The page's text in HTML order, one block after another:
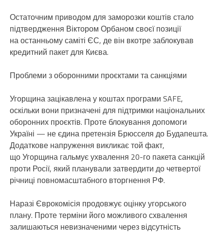
Остаточним приводом для заморозки коштів стало
підтвердження Віктором Орбаном своєї позиції
на останньому саміті ЄС, де він вкотре заблокував
кредитний пакет для Києва.
Проблеми з оборонними проєктами та санкціями
Угорщина зацікавлена у коштах програми SAFE,
оскільки вони призначені для підтримки національних
оборонних проєктів. Проте блокування допомоги
Україні — не єдина претензія Брюсселя до Будапешта.
Додаткове напруження викликає той факт,
що Угорщина гальмує ухвалення 20-го пакета санкцій
проти Росії, який планували затвердити до четвертої
річниці повномасштабного вторгнення РФ.
Наразі Єврокомісія продовжує оцінку угорського
плану. Проте терміни його можливого схвалення
залишаються невизначеними через відсутність